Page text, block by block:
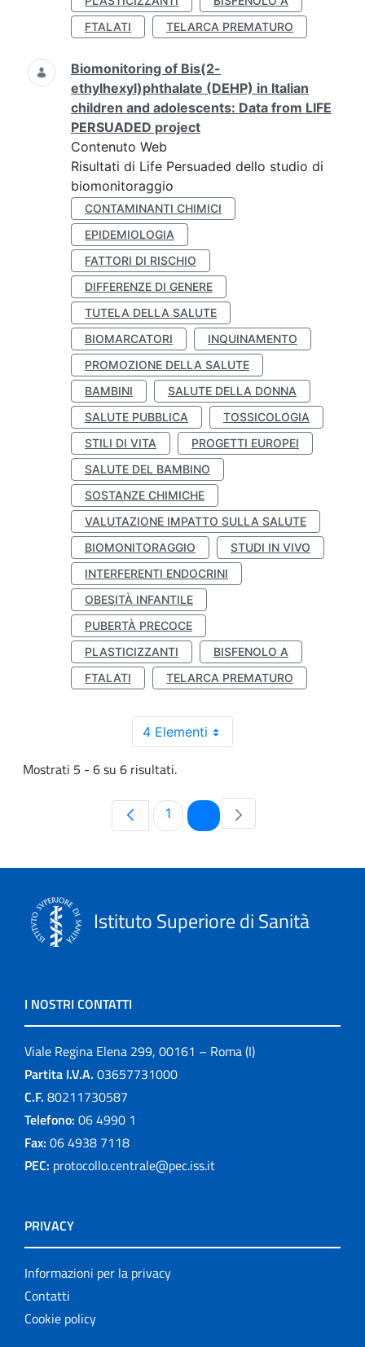
FTALATI
TELARCA PREMATURO
Biomonitoring of Bis(2-
ethylhexyl)phthalate (DEHP) in Italian
children and adolescents: Data from LIFE
PERSUADED project
Contenuto Web
Risultati di Life Persuaded dello studio di
biomonitoraggio
CONTAMINANTI CHIMICI
EPIDEMIOLOGIA
FATTORI DI RISCHIO
DIFFERENZE DI GENERE
TUTELA DELLA SALUTE
BIOMARCATORI
INQUINAMENTO
PROMOZIONE DELLA SALUTE
BAMBINI
SALUTE DELLA DONNA
SALUTE PUBBLICA
TOSSICOLOGIA
STILI DI VITA
PROGETTI EUROPEI
SALUTE DEL BAMBINO
SOSTANZE CHIMICHE
VALUTAZIONE IMPATTO SULLA SALUTE
BIOMONITORAGGIO
STUDI IN VIVO
INTERFERENTI ENDOCRINI
OBESITÀ INFANTILE
PUBERTÀ PRECOCE
PLASTICIZZANTI
BISFENOLO A
FTALATI
TELARCA PREMATURO
4 Elementi
Mostrati 5 - 6 su 6 risultati.
Pagina
1 Pagina
Istituto Superiore di Sanità
I NOSTRI CONTATTI
Viale Regina Elena 299, 00161 – Roma (I)
Partita I.V.A. 03657731000
C.F. 80211730587
Telefono: 06 4990 1
Fax: 06 4938 7118
PEC: protocollo.centrale@pec.iss.it
PRIVACY
Informazioni per la privacy
Contatti
Cookie policy